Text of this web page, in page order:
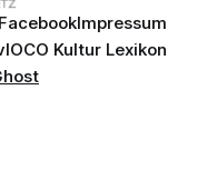
FacebookImpressum
IOCO Kultur Lexikon